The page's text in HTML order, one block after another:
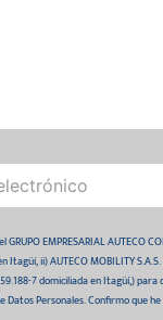
EMPRESARIAL AUTECO
ii) AUTECO MOBILITY
7 domiciliada en Itagüí,)
Personales. Confirmo que